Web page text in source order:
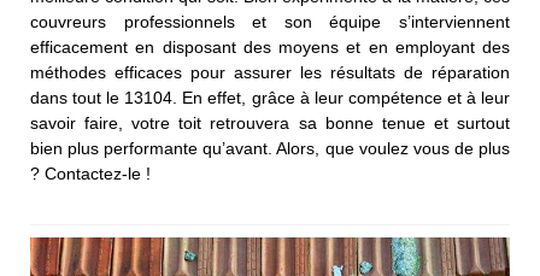
couvreurs professionnels et son équipe s’interviennent
efficacement en disposant des moyens et en employant des
méthodes efficaces pour assurer les résultats de réparation
dans tout le 13104. En effet, grâce à leur compétence et à leur
savoir faire, votre toit retrouvera sa bonne tenue et surtout
bien plus performante qu’avant. Alors, que voulez vous de plus
? Contactez-le !